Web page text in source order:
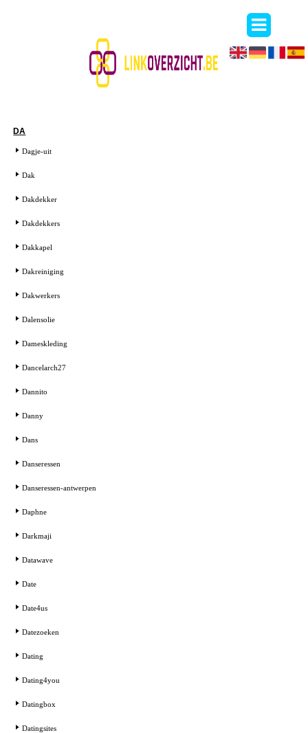
DA
Dagje-uit
Dak
Dakdekker
Dakdekkers
Dakkapel
Dakreiniging
Dakwerkers
Dalensolie
Dameskleding
Dancelarch27
Dannito
Danny
Dans
Danseressen
Danseressen-antwerpen
Daphne
Darkmaji
Datawave
Date
Date4us
Datezoeken
Dating
Dating4you
Datingbox
Datingsites